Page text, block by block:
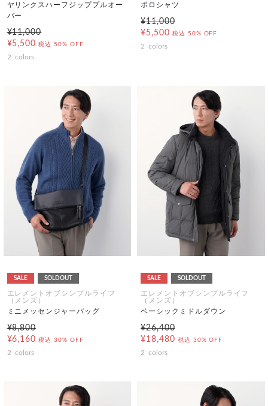
ヤリンクスハーフジッププルオー
バー
¥11,000
¥5,500 税込 50% OFF
2 colors
ポロシャツ
¥11,000
¥5,500 税込 50% OFF
2 colors
SALE SOLDOUT
エレメントオブシンプルライフ
（メンズ）
ミニメッセンジャーバッグ
¥8,800
¥6,160 税込 30% OFF
2 colors
SALE SOLDOUT
エレメントオブシンプルライフ
（メンズ）
ベーシックミドルダウン
¥26,400
¥18,480 税込 30% OFF
2 colors